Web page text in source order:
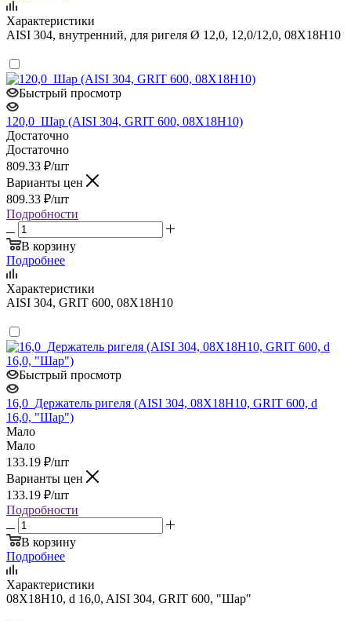
Характеристики
AISI 304, внутренний, для ригеля Ø 12,0, 12,0/12,0, 08Х18Н10
Быстрый просмотр
120,0_Шар (AISI 304, GRIT 600, 08Х18Н10)
Достаточно
Достаточно
809.33 ₽/шт
Варианты цен
809.33 ₽/шт
Подробности
В корзину
Подробнее
Характеристики
AISI 304, GRIT 600, 08Х18Н10
Быстрый просмотр
16,0_Держатель ригеля (AISI 304, 08Х18Н10, GRIT 600, d
16,0, "Шар")
Мало
Мало
133.19 ₽/шт
Варианты цен
133.19 ₽/шт
Подробности
В корзину
Подробнее
Характеристики
08Х18Н10, d 16,0, AISI 304, GRIT 600, "Шар"